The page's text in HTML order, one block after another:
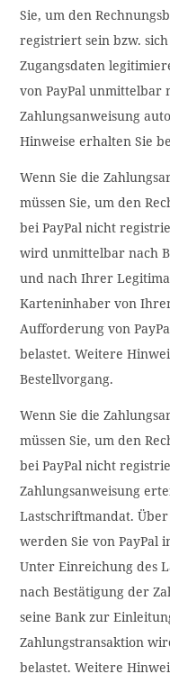
Sie, um den
registriert sein bzw.
Zugangsdaten
von PayPal unmittelbar
Zahlungsanweisung
Hinweise erhalten Sie
Wenn Sie die
müssen Sie, um den
bei PayPal nicht
wird unmittelbar nach
und nach Ihrer
Karteninhaber von
Aufforderung von
belastet. Weitere
Bestellvorgang.
Wenn Sie die
müssen Sie, um den
bei PayPal nicht
Zahlungsanweisung
Lastschriftmandat.
werden Sie von PayPal
Unter Einreichung des
nach Bestätigung der
seine Bank zur
Zahlungstransaktion
belastet. Weitere